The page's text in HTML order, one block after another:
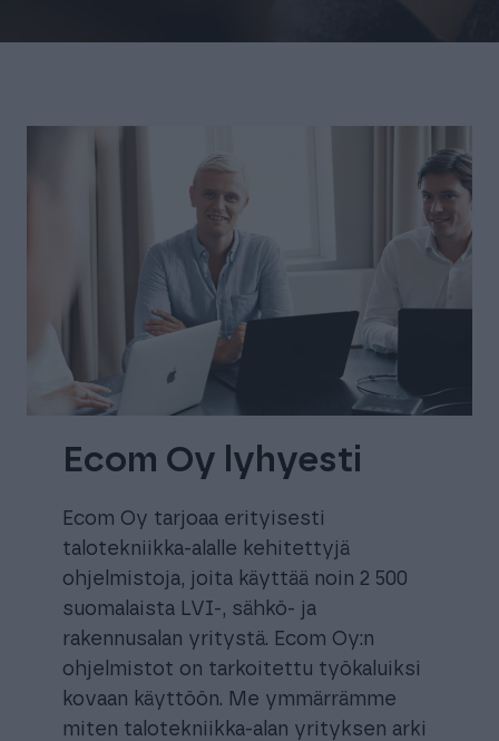
Ecom Oy lyhyesti
Ecom Oy tarjoaa erityisesti
talotekniikka-alalle kehitettyjä
ohjelmistoja, joita käyttää noin 2 500
suomalaista LVI-, sähkö- ja
rakennusalan yritystä. Ecom Oy:n
ohjelmistot on tarkoitettu työkaluiksi
kovaan käyttöön. Me ymmärrämme
miten talotekniikka-alan yrityksen arki